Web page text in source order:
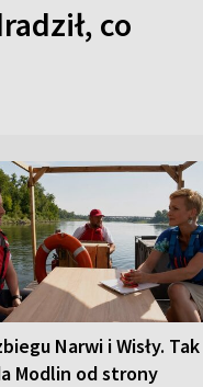
co
Narwi i Wisły. Tak
Modlin od strony